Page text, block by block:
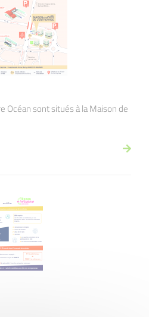
Océan sont situés à la Maison de